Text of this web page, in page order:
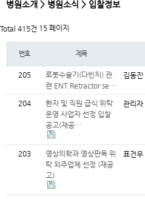
병원소개 > 병원소식 > 입찰정보
Total 415건 15 페이지
번호 제목
205
로봇수술기(다빈치) 관
련 ENT Retractor se…
김동진
204
환자 및 직원 급식 위탁
운영 사업자 선정 입찰
공고(재공…
관리자
203
영상의학과 영상판독 위
탁 외주업체 선정 (재공
고)
표건우